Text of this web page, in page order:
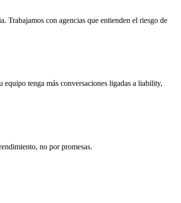
Trabajamos con agencias que entienden el riesgo de
equipo tenga más conversaciones ligadas a liability,
no por promesas.